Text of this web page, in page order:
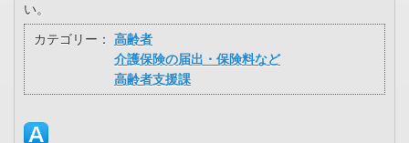
い。
カテゴリー：
高齢者
介護保険の届出・保険料など
高齢者支援課